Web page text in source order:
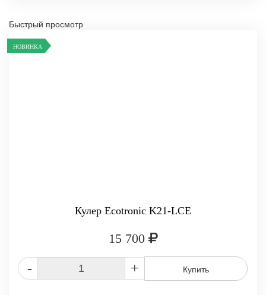
Быстрый просмотр
НОВИНКА
Кулер Ecotronic K21-LCE
15 700
- + Купить